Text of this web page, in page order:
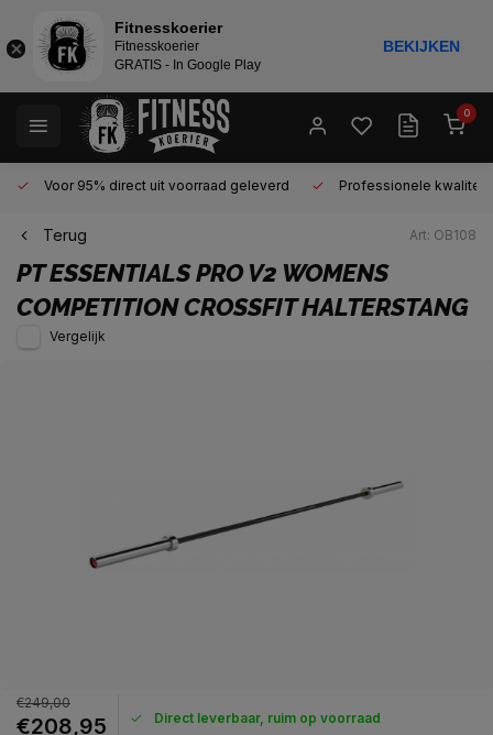
0
Voor 95% direct uit voorraad geleverd Professionele kwaliteit
Terug Art: OB108
PT ESSENTIALSPRO V2 WOMENS
COMPETITION CROSSFIT HALTERSTANG
Vergelijk
€249,00
€208,95 Direct leverbaar, ruim op voorraad
Fitnesskoerier
Fitnesskoerier
GRATIS - In Google Play
BEKIJKEN